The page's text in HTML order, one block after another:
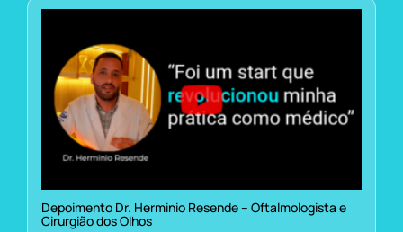
Depoimento Dr. Herminio Resende – Oftalmologista e
Cirurgião dos Olhos